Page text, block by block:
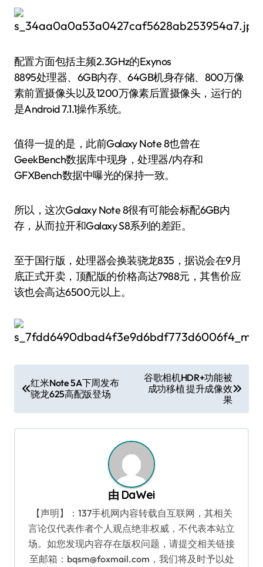
配置方面包括主频2.3GHz的Exynos
8895处理器、6GB内存、64GB机身存储、800万像
素前置摄像头以及1200万像素后置摄像头，运行的
是Android 7.1.1操作系统。
值得一提的是，此前Galaxy Note 8也曾在
GeekBench数据库中现身，处理器/内存和
GFXBench数据中曝光的保持一致。
所以，这次Galaxy Note 8很有可能会标配6GB内
存，从而拉开和Galaxy S8系列的差距。
至于国行版，处理器会换装骁龙835，据说会在9月
底正式开卖，顶配版的价格高达7988元，其售价应
该也会高达6500元以上。
章
导
航
红米Note 5A下周发布
骁龙625高配版登场
谷歌相机HDR+功能被
成功移植 提升成像效
果
由 DaWei
【声明】：137手机网内容转载自互联网，其相关
言论仅代表作者个人观点绝非权威，不代表本站立
场。如您发现内容存在版权问题，请提交相关链接
至邮箱：bqsm@foxmail.com，我们将及时予以处